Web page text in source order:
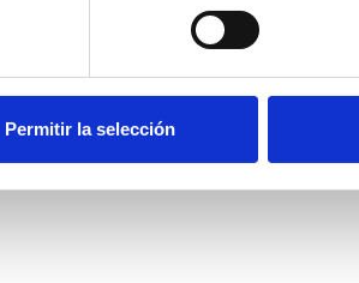
Permitir la selección